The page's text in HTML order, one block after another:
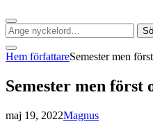
Sök
Sök
efter:
Social
meny
Hem författareSemester men
Semester men först
Publicerat
maj 19, 2022av
Magnus